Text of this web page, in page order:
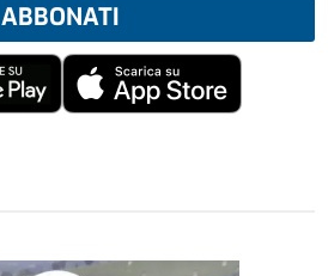
ABBONATI